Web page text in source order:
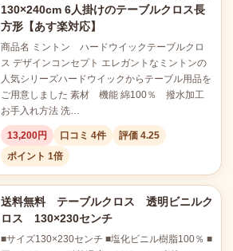
130×240cm 6人掛けのテーブルクロス長
方形【あす楽対応】
商品名 ミントン ハードウイックテーブルクロ
ス デザインコンセプト エレガントなミントンの
人気シリーズハードウイックからテーブル用品を
ご用意しました 素材 機能 綿100％ 撥水加工
お手入れ方法 洗…
13,200円 口コミ 4件
評価 4.25
ポイント 1倍
送料無料 テーブルクロス 透明ビニルク
ロス 130×230センチ
■サイズ130×230センチ ■塩化ビニル樹脂100％ ■